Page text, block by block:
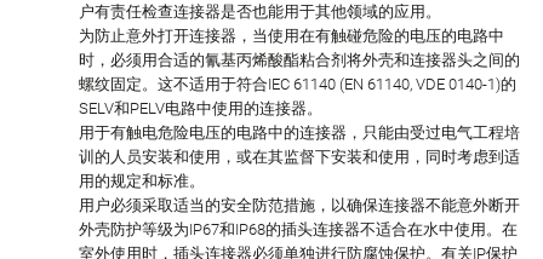
户有责任检查连接器是否也能用于其他领域的应用。
为防止意外打开连接器，当使用在有触碰危险的电压的电路中
时，必须用合适的氰基丙烯酸酯粘合剂将外壳和连接器头之间的
螺纹固定。这不适用于符合IEC 61140 (EN 61140, VDE 0140-1)的
SELV和PELV电路中使用的连接器。
用于有触电危险电压的电路中的连接器，只能由受过电气工程培
训的人员安装和使用，或在其监督下安装和使用，同时考虑到适
用的规定和标准。
用户必须采取适当的安全防范措施，以确保连接器不能意外断开
外壳防护等级为IP67和IP68的插头连接器不适合在水中使用。在
室外使用时，插头连接器必须单独进行防腐蚀保护。有关IP保护